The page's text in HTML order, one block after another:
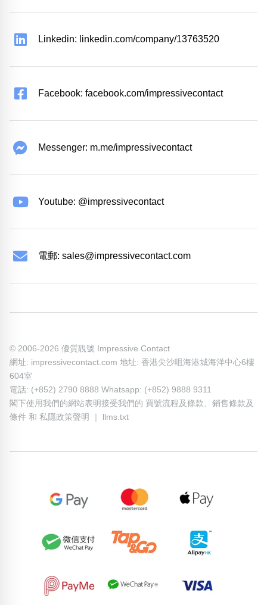
Linkedin: linkedin.com/company/13763520
Facebook: facebook.com/impressivecontact
Messenger: m.me/impressivecontact
Youtube: @impressivecontact
電郵: sales@impressivecontact.com
© 2006-2026 優質靚號 Impressive Contact
網址: impressivecontact.com 地址: 香港尖沙咀海港城海洋中心6樓
604室
電話: (+852) 2790 8888 Whatsapp: (+852) 9888 9311
閣下使用我們的網站表明接受我們的 買號流程及條款、 銷售條款及
條件 和 私隱政策聲明 llms.txt